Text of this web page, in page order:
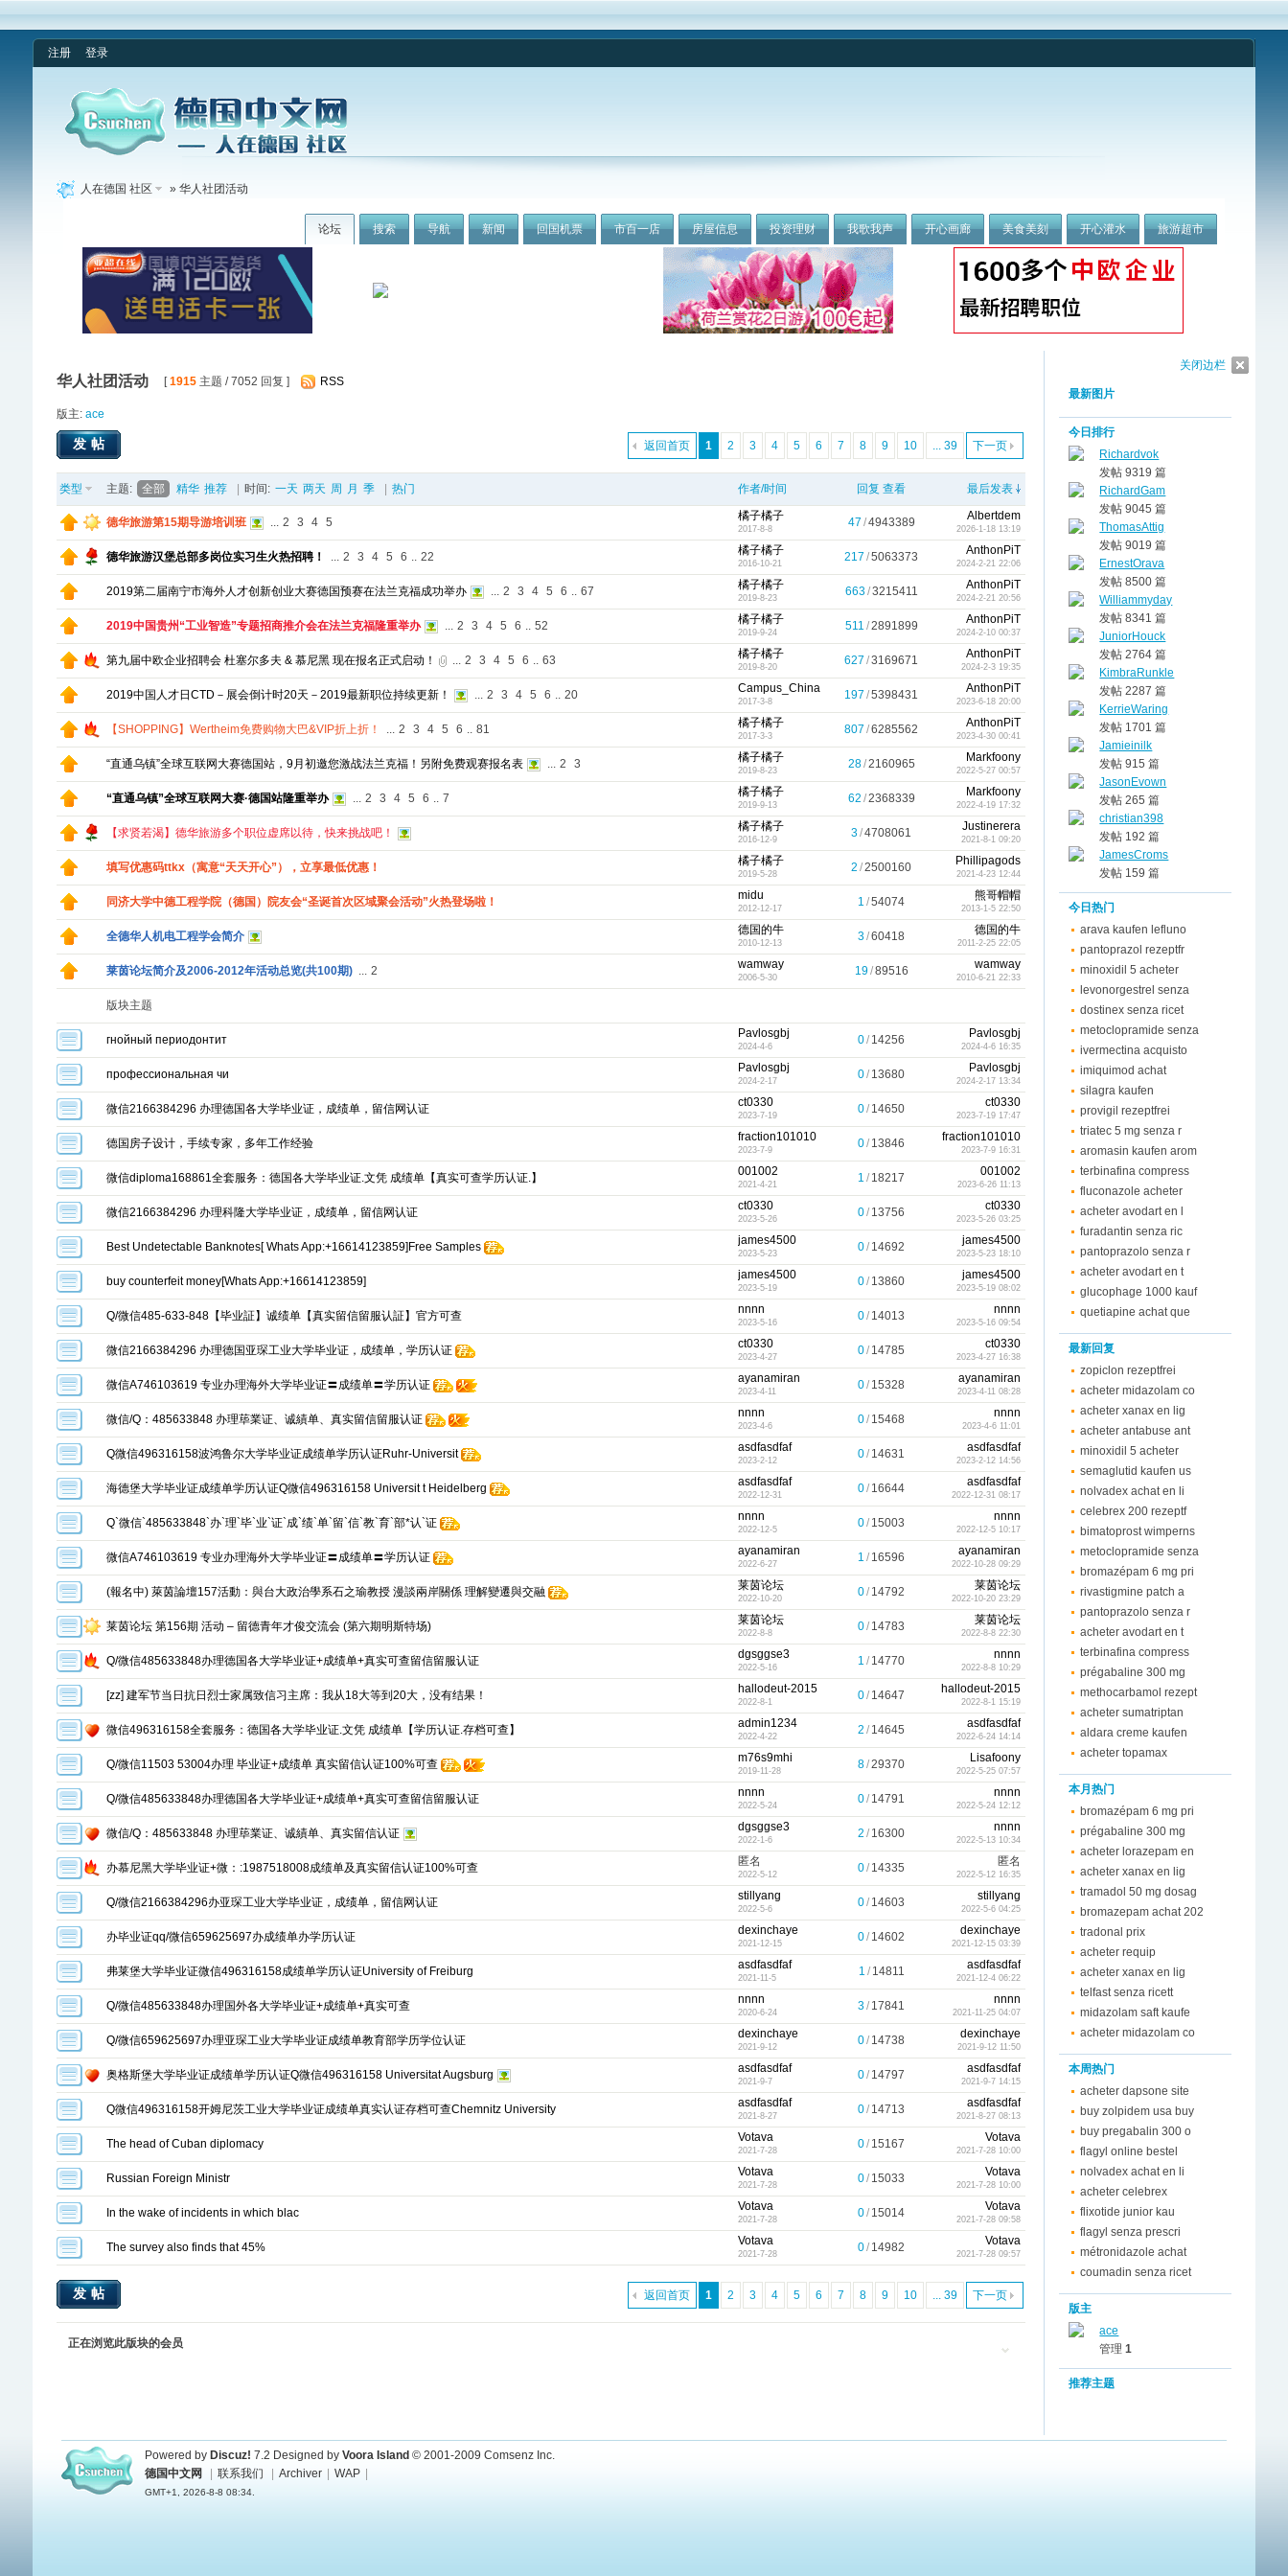
注册 登录
论坛 搜索 导航 新闻 回国机票 市百一店 房屋信息 投资理财 我歌我声 开心画廊 美食美刻 开心灌水 旅游超市
人在德国 社区 » 华人社团活动
关闭边栏
华人社团活动 [1915主题 / 7052 回复 ] RSS
版主: ace
1 2 3 4 5 6 7 8 9 10 ... 39 下一页
返回首页
发帖
类型 主题: 全部 精华 推荐 时间: 一天 两天 周 月 季 热门 作者/时间 回复 查看 最后发表
德华旅游第15期导游培训班 ... 2 3 4 5 橘子橘子
2017-8-8
47 /4943389 Albertdem
2026-1-18 13:19
德华旅游汉堡总部多岗位实习生火热招聘！ ... 2 3 4 5 6 .. 22 橘子橘子
2016-10-21
217 /5063373 AnthonPiT
2024-2-21 22:06
2019第二届南宁市海外人才创新创业大赛德国预赛在法兰克福成功举办 ... 2 3 4 5 6 .. 67 橘子橘子
2019-8-23
663/3215411 AnthonPiT
2024-2-21 20:56
2019中国贵州“工业智造”专题招商推介会在法兰克福隆重举办 ... 2 3 4 5 6 .. 52 橘子橘子
2019-9-24
511 /2891899 AnthonPiT
2024-2-10 00:37
第九届中欧企业招聘会 杜塞尔多夫 & 慕尼黑 现在报名正式启动！ ... 2 3 4 5 6 .. 63 橘子橘子
2019-8-20
627 /3169671 AnthonPiT
2024-2-3 19:35
2019中国人才日CTD－展会倒计时20天－2019最新职位持续更新！ ... 2 3 4 5 6 .. 20 Campus_China
2017-3-8
197 /5398431 AnthonPiT
2023-6-18 20:00
【SHOPPING】Wertheim免费购物大巴&VIP折上折！ ... 2 3 4 5 6 .. 81 橘子橘子
2017-3-3
807 /6285562 AnthonPiT
2023-4-30 00:41
“直通乌镇”全球互联网大赛德国站，9月初邀您激战法兰克福！另附免费观赛报名表 ... 2 3 橘子橘子
2019-8-23
28/2160965 Markfoony
2022-5-27 00:57
“直通乌镇”全球互联网大赛·德国站隆重举办 ... 2 3 4 5 6 .. 7 橘子橘子
2019-9-13
62 /2368339 Markfoony
2022-4-19 17:32
【求贤若渴】德华旅游多个职位虚席以待，快来挑战吧！ 橘子橘子
2016-12-9
3/4708061 Justinerera
2021-8-1 09:20
填写优惠码ttkx（寓意“天天开心”），立享最低优惠！ 橘子橘子
2019-5-28
2 /2500160 Phillipagods
2021-4-23 12:44
同济大学中德工程学院（德国）院友会“圣诞首次区域聚会活动”火热登场啦！ midu
2012-12-17
1 /54074 熊哥帽帽
2013-1-5 22:50
全德华人机电工程学会简介 德国的牛
2010-12-13
3/60418 德国的牛
2011-2-25 22:05
莱茵论坛简介及2006-2012年活动总览(共100期) ... 2 wamway
2006-5-30
19/89516 wamway
2010-6-21 22:33
版块主题
гнойный периодонтит Pavlosgbj
2024-4-6
0/ 14256 Pavlosgbj
2024-4-6 16:35
профессиональная чи Pavlosgbj
2024-2-17
0/ 13680 Pavlosgbj
2024-2-17 13:34
微信2166384296 办理德国各大学毕业证，成绩单，留信网认证 ct0330
2023-7-19
0/ 14650 ct0330
2023-7-19 17:47
德国房子设计，手续专家，多年工作经验 fraction101010
2023-7-9
0/ 13846 fraction101010
2023-7-9 16:31
微信diploma168861全套服务：德国各大学毕业证.文凭 成绩单【真实可查学历认证.】 001002
2021-4-21
1 / 18217 001002
2023-6-26 11:13
微信2166384296 办理科隆大学毕业证，成绩单，留信网认证 ct0330
2023-5-26
0/ 13756 ct0330
2023-5-26 03:25
Best Undetectable Banknotes[ Whats App:+16614123859]Free Samples james4500
2023-5-23
0/ 14692 james4500
2023-5-23 18:10
buy counterfeit money[Whats App:+16614123859] james4500
2023-5-19
0/ 13860 james4500
2023-5-19 08:02
Q/微信485-633-848【毕业証】诚绩单【真实留信留服认証】官方可查 nnnn
2023-5-16
0/ 14013 nnnn
2023-5-16 09:54
微信2166384296 办理德国亚琛工业大学毕业证，成绩单，学历认证 ct0330
2023-4-27
0/ 14785 ct0330
2023-4-27 16:38
微信A746103619 专业办理海外大学毕业证〓成绩单〓学历认证 ayanamiran
2023-4-11
0/ 15328 ayanamiran
2023-4-11 08:28
微信/Q：485633848 办理荜業证、诚績单、真实留信留服认证 nnnn
2023-4-6
0/ 15468 nnnn
2023-4-6 11:01
Q微信496316158波鸿鲁尔大学毕业证成绩单学历认证Ruhr-Universit asdfasdfaf
2023-2-12
0/ 14631 asdfasdfaf
2023-2-12 14:56
海德堡大学毕业证成绩单学历认证Q微信496316158 Universit t Heidelberg asdfasdfaf
2022-12-31
0/ 16644 asdfasdfaf
2022-12-31 08:17
Q`微信`485633848`办`理`毕`业`证`成`绩`单`留`信`教`育`部*认`证 nnnn
2022-12-5
0/ 15003 nnnn
2022-12-5 10:17
微信A746103619 专业办理海外大学毕业证〓成绩单〓学历认证 ayanamiran
2022-6-27
1 / 16596 ayanamiran
2022-10-28 09:29
(報名中) 萊茵論壇157活動：與台大政治學系石之瑜教授 漫談兩岸關係 理解變遷與交融 莱茵论坛
2022-10-20
0/ 14792 莱茵论坛
2022-10-20 23:29
莱茵论坛 第156期 活动 – 留德青年才俊交流会 (第六期明斯特场) 莱茵论坛
2022-8-8
0/ 14783 莱茵论坛
2022-8-8 22:30
Q/微信485633848办理德国各大学毕业证+成绩单+真实可查留信留服认证 dgsggse3
2022-5-16
1 / 14770 nnnn
2022-8-8 10:29
[zz] 建军节当日抗日烈士家属致信习主席：我从18大等到20大，没有结果！ hallodeut-2015
2022-8-1
0/ 14647 hallodeut-2015
2022-8-1 15:19
微信496316158全套服务：德国各大学毕业证.文凭 成绩单【学历认证.存档可查】 admin1234
2022-4-22
2 / 14645 asdfasdfaf
2022-6-24 14:14
Q/微信11503 53004办理 毕业证+成绩单 真实留信认证100%可查 m76s9mhi
2019-11-28
8/29370 Lisafoony
2022-5-25 07:57
Q/微信485633848办理德国各大学毕业证+成绩单+真实可查留信留服认证 nnnn
2022-5-24
0/ 14791 nnnn
2022-5-24 12:12
微信/Q：485633848 办理荜業证、诚績单、真实留信认证 dgsggse3
2022-1-6
2 / 16300 nnnn
2022-5-13 10:34
办慕尼黑大学毕业证+微：:1987518008成绩单及真实留信认证100%可查 匿名
2022-5-12
0/ 14335 匿名
2022-5-12 16:35
Q/微信2166384296办亚琛工业大学毕业证，成绩单，留信网认证 stillyang
2022-5-6
0/ 14603 stillyang
2022-5-6 04:25
办毕业证qq/微信659625697办成绩单办学历认证 dexinchaye
2021-12-15
0/ 14602 dexinchaye
2021-12-15 03:39
弗莱堡大学毕业证微信496316158成绩单学历认证University of Freiburg asdfasdfaf
2021-11-5
1 / 14811 asdfasdfaf
2021-12-4 06:22
Q/微信485633848办理国外各大学毕业证+成绩单+真实可查 nnnn
2020-6-24
3/ 17841 nnnn
2021-11-25 04:07
Q/微信659625697办理亚琛工业大学毕业证成绩单教育部学历学位认证 dexinchaye
2021-9-12
0/ 14738 dexinchaye
2021-9-12 11:50
奥格斯堡大学毕业证成绩单学历认证Q微信496316158 Universitat Augsburg asdfasdfaf
2021-9-7
0/ 14797 asdfasdfaf
2021-9-7 14:15
Q微信496316158开姆尼茨工业大学毕业证成绩单真实认证存档可查Chemnitz University asdfasdfaf
2021-8-27
0/ 14713 asdfasdfaf
2021-8-27 08:13
The head of Cuban diplomacy Votava
2021-7-28
0/ 15167 Votava
2021-7-28 10:00
Russian Foreign Ministr Votava
2021-7-28
0/ 15033 Votava
2021-7-28 10:00
In the wake of incidents in which blac Votava
2021-7-28
0/ 15014 Votava
2021-7-28 09:58
The survey also finds that 45% Votava
2021-7-28
0/ 14982 Votava
2021-7-28 09:57
1 2 3 4 5 6 7 8 9 10 ... 39 下一页
返回首页
发帖
正在浏览此版块的会员
最新图片
今日排行
Richardvok
发帖 9319 篇
RichardGam
发帖 9045 篇
ThomasAttig
发帖 9019 篇
ErnestOrava
发帖 8500 篇
Williammyday
发帖 8341 篇
JuniorHouck
发帖 2764 篇
KimbraRunkle
发帖 2287 篇
KerrieWaring
发帖 1701 篇
Jamieinilk
发帖 915 篇
JasonEvown
发帖 265 篇
christian398
发帖 192 篇
JamesCroms
发帖 159 篇
今日热门
arava kaufen lefluno
pantoprazol rezeptfr
minoxidil 5 acheter
levonorgestrel senza
dostinex senza ricet
metoclopramide senza
ivermectina acquisto
imiquimod achat
silagra kaufen
provigil rezeptfrei
triatec 5 mg senza r
aromasin kaufen arom
terbinafina compress
fluconazole acheter
acheter avodart en l
furadantin senza ric
pantoprazolo senza r
acheter avodart en t
glucophage 1000 kauf
quetiapine achat que
最新回复
zopiclon rezeptfrei
acheter midazolam co
acheter xanax en lig
acheter antabuse ant
minoxidil 5 acheter
semaglutid kaufen us
nolvadex achat en li
celebrex 200 rezeptf
bimatoprost wimperns
metoclopramide senza
bromazépam 6 mg pri
rivastigmine patch a
pantoprazolo senza r
acheter avodart en t
terbinafina compress
prégabaline 300 mg
methocarbamol rezept
acheter sumatriptan
aldara creme kaufen
acheter topamax
本月热门
bromazépam 6 mg pri
prégabaline 300 mg
acheter lorazepam en
acheter xanax en lig
tramadol 50 mg dosag
bromazepam achat 202
tradonal prix
acheter requip
acheter xanax en lig
telfast senza ricett
midazolam saft kaufe
acheter midazolam co
本周热门
acheter dapsone site
buy zolpidem usa buy
buy pregabalin 300 o
flagyl online bestel
nolvadex achat en li
acheter celebrex
flixotide junior kau
flagyl senza prescri
métronidazole achat
coumadin senza ricet
版主
ace
管理1
推荐主题
Powered by Discuz! 7.2 Designed by Voora Island © 2001-2009 Comsenz Inc.
德国中文网
联系我们 Archiver WAP
GMT+1, 2026-8-8 08:34.